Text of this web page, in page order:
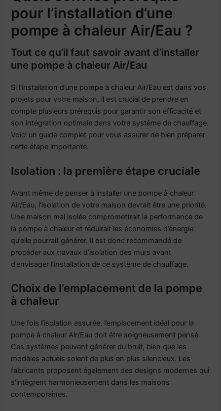
pour l’installation d’une
pompe à chaleur Air/Eau ?
Tout ce qu’il faut savoir avant d’installer
une pompe à chaleur Air/Eau
Si l’installation d’une pompe à chaleur Air/Eau est dans vos
projets pour votre maison, il est crucial de prendre en
compte plusieurs prérequis pour garantir son efficacité et
son intégration optimale dans votre système de chauffage.
Voici un guide complet pour vous assurer de bien préparer
cette étape importante.
Isolation : la première étape cruciale
Avant même de penser à installer une pompe à chaleur
Air/Eau, l’isolation de votre maison devrait être une priorité.
Une maison mal isolée compromettrait la performance de
la pompe à chaleur et réduirait les économies d’énergie
qu’elle pourrait générer. Il est donc recommandé de
procéder aux travaux d’isolation des murs avant
d’envisager l’installation de ce système de chauffage.
Choix de l’emplacement de la pompe
à chaleur
Une fois l’isolation assurée, l’emplacement idéal pour la
pompe à chaleur Air/Eau doit être soigneusement pensé.
Ces systèmes peuvent générer du bruit, bien que les
modèles actuels soient de plus en plus silencieux. Les
fabricants proposent également des designs modernes qui
s’intègrent harmonieusement dans les maisons
contemporaines.